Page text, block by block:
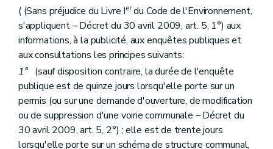
Chapitre III Des demandes de permis, des décisions et des recours
Section première
Des autorités compétentes
Art. 107
Art. 108
Art. 109
Section 2
Des dérogations
Sous-section première Des dérogations au plan de secteur
Art. 110
Art. 111
Art. 112
Sous-section 2
Des autres dérogations
Art. 113
( (Sans préjudice du Livre Ierdu Code de l'Environnement,
s'appliquent – Décret du 30 avril 2009, art. 5, 1°) aux
informations, à la publicité, aux enquêtes publiques et
aux consultations les principes suivants:
1°(sauf disposition contraire, la durée de l'enquête
publique est de quinze jours lorsqu'elle porte sur un
permis (ou sur une demande d'ouverture, de modification
ou de suppression d'une voirie communale – Décret du
30 avril 2009, art. 5, 2°) ; elle est de trente jours
lorsqu'elle porte sur un schéma de structure communal,